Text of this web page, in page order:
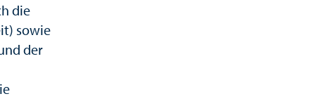
die
sowie
der